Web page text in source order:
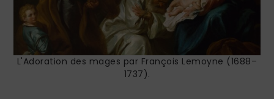
L'Adoration des mages par François Lemoyne (1688–
1737).